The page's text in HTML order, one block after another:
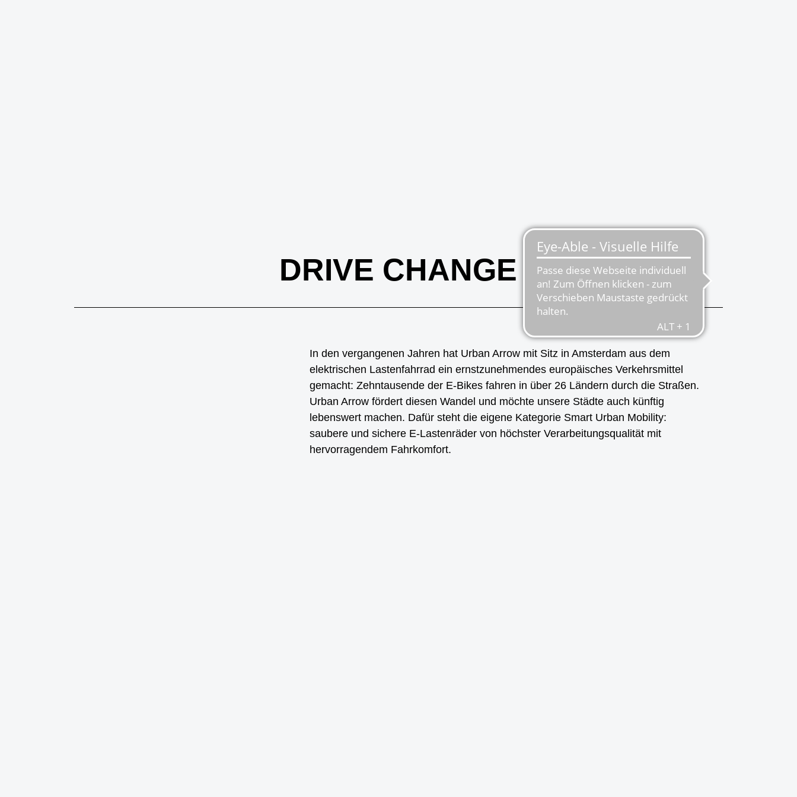
DRIVE CHANGE
In den vergangenen Jahren hat Urban Arrow mit Sitz in Amsterdam aus dem
elektrischen Lastenfahrrad ein ernstzunehmendes europäisches Verkehrsmittel
gemacht: Zehntausende der E-Bikes fahren in über 26 Ländern durch die Straßen.
Urban Arrow fördert diesen Wandel und möchte unsere Städte auch künftig
lebenswert machen. Dafür steht die eigene Kategorie Smart Urban Mobility:
saubere und sichere E-Lastenräder von höchster Verarbeitungsqualität mit
hervorragendem Fahrkomfort.